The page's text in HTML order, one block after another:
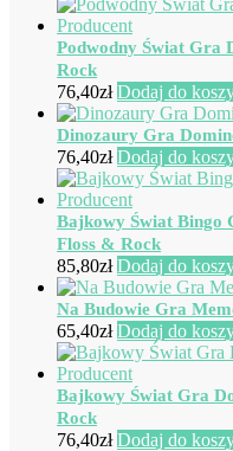
Podwodny Świat Gra
Rock
76,40zł Dodaj do
Dinozaury Gra
76,40zł Dodaj do
Bajkowy Świat Bingo
Floss & Rock
85,80zł Dodaj do
Na Budowie Gra
65,40zł Dodaj do
Bajkowy Świat Gra
Rock
76,40zł Dodaj do